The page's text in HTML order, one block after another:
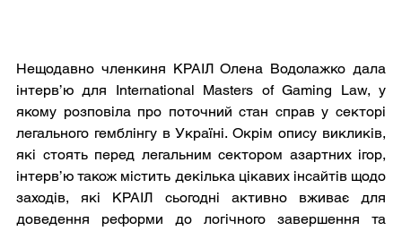
Нещодавно членкиня КРАІЛ Олена Водолажко дала
інтерв’ю для International Masters of Gaming Law, у
якому розповіла про поточний стан справ у секторі
легального гемблінгу в Україні. Окрім опису викликів,
які стоять перед легальним сектором азартних ігор,
інтерв’ю також містить декілька цікавих інсайтів щодо
заходів, які КРАІЛ сьогодні активно вживає для
доведення реформи до логічного завершення та